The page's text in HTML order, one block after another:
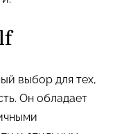
выбор для тех,
Он обладает